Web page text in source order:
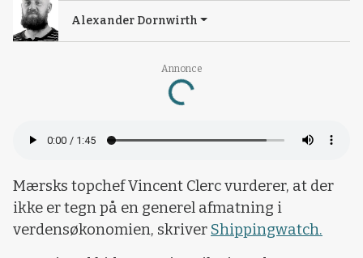
Annonce
Loading...
Alexander Dornwirth
Mærsks topchef Vincent Clerc vurderer, at der
ikke er tegn på en generel afmatning i
verdensøkonomien, skriver Shippingwatch.